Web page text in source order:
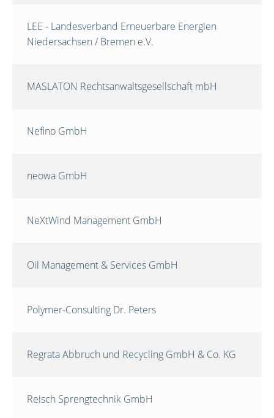
LEE - Landesverband Erneuerbare Energien
Niedersachsen / Bremen e.V.
MASLATON Rechtsanwaltsgesellschaft mbH
Nefino GmbH
neowa GmbH
NeXtWind Management GmbH
Oil Management & Services GmbH
Polymer-Consulting Dr. Peters
Regrata Abbruch und Recycling GmbH & Co. KG
Reisch Sprengtechnik GmbH